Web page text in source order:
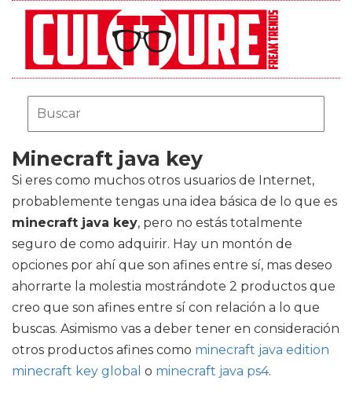
Minecraft java key
Si eres como muchos otros usuarios de Internet,
probablemente tengas una idea básica de lo que es
minecraft java key, pero no estás totalmente
seguro de como adquirir. Hay un montón de
opciones por ahí que son afines entre sí, mas deseo
ahorrarte la molestia mostrándote 2 productos que
creo que son afines entre sí con relación a lo que
buscas. Asimismo vas a deber tener en consideración
otros productos afines como minecraft java edition
minecraft key global o minecraft java ps4.